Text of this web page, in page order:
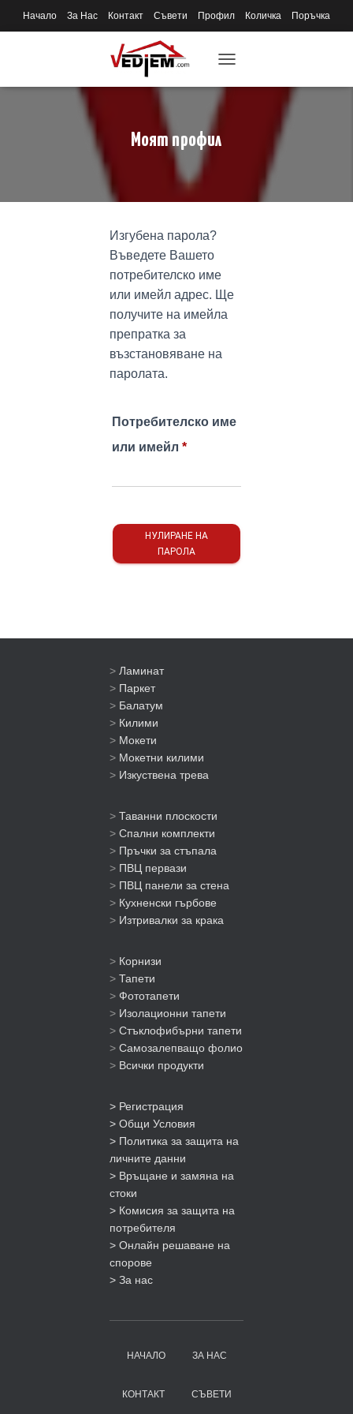
Начало За Нас Контакт Съвети Профил Количка Поръчка
O
N
Моят профил
Изгубена парола?
Въведете Вашето
потребителско име
или имейл адрес. Ще
получите на имейла
препратка за
възстановяване на
паролата.
Потребителско име
или имейл *Задължително
НУЛИРАНЕ НА
ПАРОЛА
> Ламинат
> Паркет
> Балатум
> Килими
> Мокети
> Мокетни килими
> Изкуствена трева
> Таванни плоскости
> Спални комплекти
> Пръчки за стъпала
> ПВЦ первази
> ПВЦ панели за стена
> Кухненски гърбове
> Изтривалки за крака
> Корнизи
> Тапети
> Фототапети
> Изолационни тапети
> Стъклофибърни тапети
> Самозалепващо фолио
> Всички продукти
> Регистрация
> Общи Условия
> Политика за защита на
личните данни
> Връщане и замяна на
стоки
> Комисия за защита на
потребителя
> Онлайн решаване на
спорове
> За нас
НАЧАЛО ЗА НАС
КОНТАКТ СЪВЕТИ